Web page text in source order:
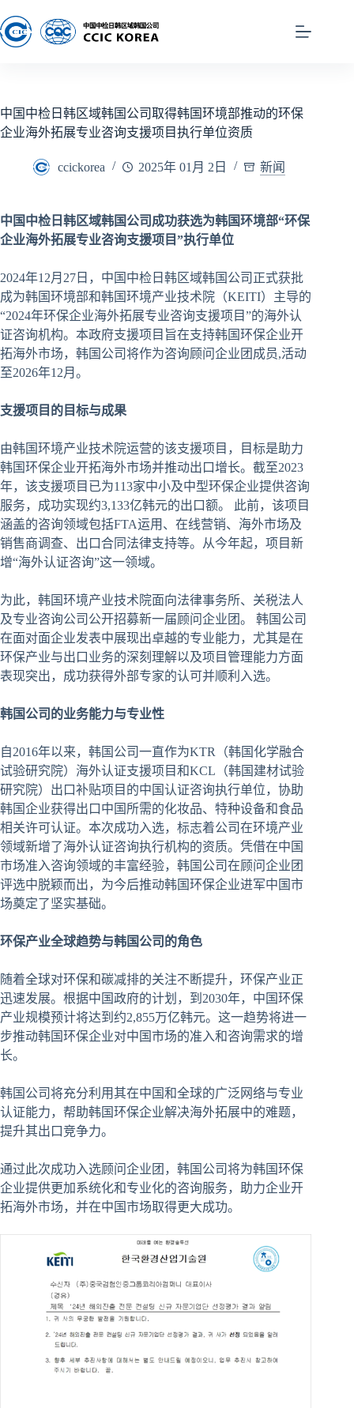
中国中检日韩区域韩国公司取得韩国环境部推动的环保
企业海外拓展专业咨询支援项目执行单位资质
ccickorea 2025年 01月 2日 新闻
中国中检日韩区域韩国公司成功获选为韩国环境部“环保
企业海外拓展专业咨询支援项 目”执行单位
2024年12月27日，中国中检日韩区域韩国公司正式获批
成为韩国环境部和韩国环境产业技术院（KEITI）主导的
“2024年环保企业海外拓展专业咨询支援项目”的海外认
证咨询机构。本政府支援项目旨在支持韩国环保企业开
拓海外市场，韩国公司将作为咨询顾问企业团成员,活动
至2026年12月。
支援项目 的目标与成果
由韩国环境产业技术院运营的该支援项目，目标是助力
韩国环保企业开拓海外市场并推动出口增长。截至2023
年，该支援项目已为113家中小及中型环保企业提供咨询
服务，成功实现约3,133亿韩元的出口额。 此前，该项目
涵盖的咨询领域包括FTA运用、在线营销、海外市场及
销售商调查、出口合同法律支持等。从今年起，项目新
增“海外认证咨询”这一领域。
为此，韩国环境产业技术院面向法律事务所、关税法人
及专业咨询公司公开招募新一届顾问企业团。 韩国公司
在面对面企业发表中展现出卓越的专业能力，尤其是在
环保产业与出口业务的深刻理解以及项目管理能力方面
表现突出，成功获得外部专家的认可并顺利入选。
韩国公司的业务能力与专业性
自2016年以来，韩国公司一直作为KTR（韩国化学融合
试验研究院）海外认证支援项目和KCL（韩国建材试验
研究院）出口补贴项目的中国认证咨询执行单位，协助
韩国企业获得出口中国所需的化妆品、特种设备和食品
相关许可认证。本次成功入选，标志着公司在环境产业
领域新增了海外认证咨询执行机构的资质。凭借在中国
市场准入咨询领域的丰富经验，韩国公司在顾问企业团
评选中脱颖而出，为今后推动韩国环保企业进军中国市
场奠定了坚实基础。
环保产业全球趋势与韩国公司的角色
随着全球对环保和碳减排的关注不断提升，环保产业正
迅速发展。根据中国政府的计划，到2030年，中国环保
产业规模预计将达到约2,855万亿韩元。这一趋势将进一
步推动韩国环保企业对中国市场的准入和咨询需求的增
长。
韩国公司将充分利用其在中国和全球的广泛网络与专业
认证能力，帮助韩国环保企业解决海外拓展中的难题，
提升其出口竞争力。
通过此次成功入选顾问企业团，韩国公司将为韩国环保
企业提供更加系统化和专业化的咨询服务，助力企业开
拓海外市场，并在中国市场取得更大成功。